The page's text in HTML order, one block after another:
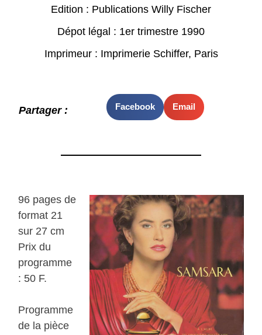
Edition : Publications Willy Fischer
Dépot légal : 1er trimestre 1990
Imprimeur : Imprimerie Schiffer, Paris
Partager : Facebook Email
96 pages de
format 21
sur 27 cm
Prix du
programme
: 50 F.
Programme
de la pièce